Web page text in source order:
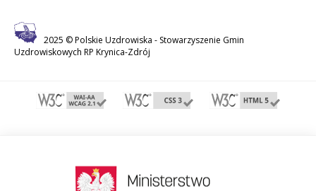
2025 © Polskie Uzdrowiska - Stowarzyszenie Gmin
Uzdrowiskowych RP Krynica-Zdrój